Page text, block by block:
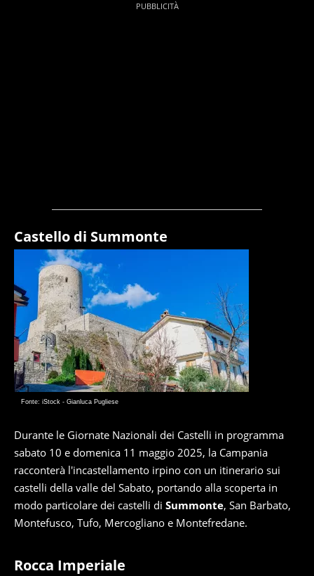
Castello di Summonte
Fonte: iStock - Gianluca Pugliese
Durante le Giornate Nazionali dei Castelli in programma
sabato 10 e domenica 11 maggio 2025, la Campania
racconterà l'incastellamento irpino con un itinerario sui
castelli della valle del Sabato, portando alla scoperta in
modo particolare dei castelli di Summonte, San Barbato,
Montefusco, Tufo, Mercogliano e Montefredane.
Rocca Imperiale